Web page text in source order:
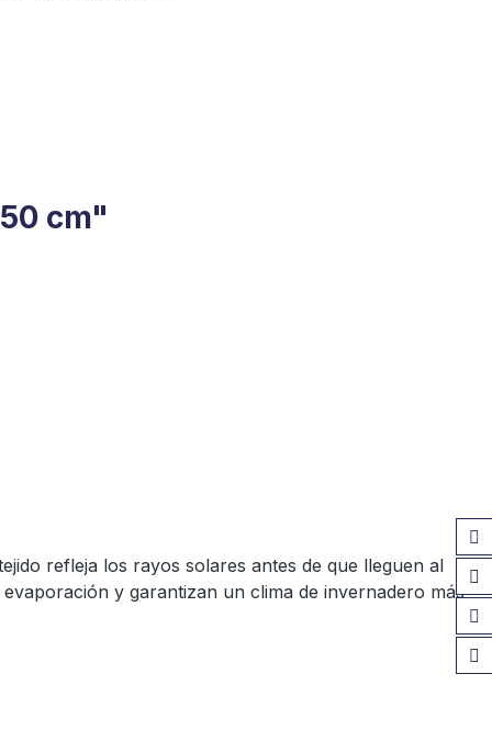
cm"
refleja los rayos solares antes de que lleguen al
y garantizan un clima de invernadero más